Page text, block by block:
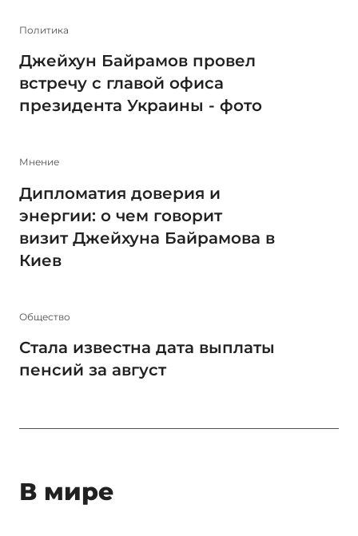
Политика
Джейхун Байрамов провел
встречу с главой офиса
президента Украины - фото
Мнение
Дипломатия доверия и
энергии: о чем говорит
визит Джейхуна Байрамова в
Киев
Общество
Стала известна дата выплаты
пенсий за август
В мире